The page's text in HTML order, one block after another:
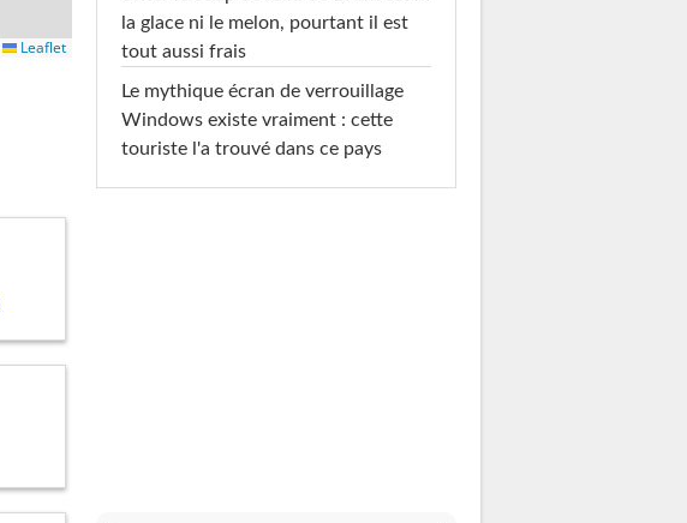
Leaflet
la glace ni le melon, pourtant il est
tout aussi frais
Le mythique écran de verrouillage
Windows existe vraiment : cette
touriste l'a trouvé dans ce pays